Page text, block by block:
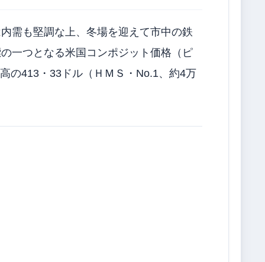
需も堅調な上、冬場を迎えて市中の鉄
一つとなる米国コンポジット価格（ピ
の413・33ドル（ＨＭＳ・No.1、約4万